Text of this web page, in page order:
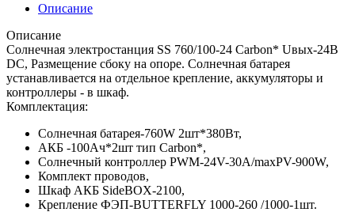
Описание
Описание
Солнечная электростанция SS 760/100-24 Carbon* Uвых-24В
DC, Размещение сбоку на опоре. Солнечная батарея
устанавливается на отдельное крепление, аккумуляторы и
контроллеры - в шкаф.
Комплектация:
Солнечная батарея-760W 2шт*380Вт,
АКБ -100Aч*2шт тип Carbon*,
Солнечный контроллер PWM-24V-30A/maxPV-900W,
Комплект проводов,
Шкаф АКБ SideBOX-2100,
Крепление ФЭП-BUTTERFLY 1000-260 /1000-1шт.